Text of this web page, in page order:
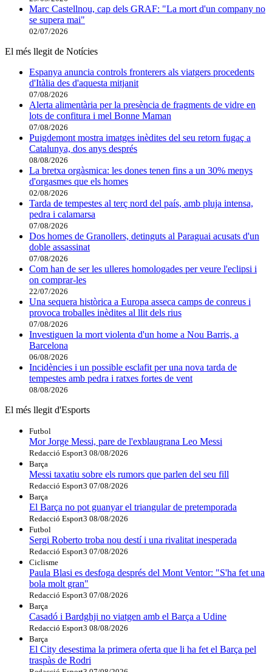
Marc Castellnou, cap dels GRAF: "La mort d'un company no
se supera mai"
02/07/2026
El més llegit de Notícies
Espanya anuncia controls fronterers als viatgers procedents
d'Itàlia des d'aquesta mitjanit
07/08/2026
Alerta alimentària per la presència de fragments de vidre en
lots de confitura i mel Bonne Maman
07/08/2026
Puigdemont mostra imatges inèdites del seu retorn fugaç a
Catalunya, dos anys després
08/08/2026
La bretxa orgàsmica: les dones tenen fins a un 30% menys
d'orgasmes que els homes
02/08/2026
Tarda de tempestes al terç nord del país, amb pluja intensa,
pedra i calamarsa
07/08/2026
Dos homes de Granollers, detinguts al Paraguai acusats d'un
doble assassinat
07/08/2026
Com han de ser les ulleres homologades per veure l'eclipsi i
on comprar-les
22/07/2026
Una sequera històrica a Europa asseca camps de conreus i
provoca troballes inèdites al llit dels rius
07/08/2026
Investiguen la mort violenta d'un home a Nou Barris, a
Barcelona
06/08/2026
Incidències i un possible esclafit per una nova tarda de
tempestes amb pedra i ratxes fortes de vent
08/08/2026
El més llegit d'Esports
Futbol
Mor Jorge Messi, pare de l'exblaugrana Leo Messi
Redacció Esport3 08/08/2026
Barça
Messi taxatiu sobre els rumors que parlen del seu fill
Redacció Esport3 07/08/2026
Barça
El Barça no pot guanyar el triangular de pretemporada
Redacció Esport3 08/08/2026
Futbol
Sergi Roberto troba nou destí i una rivalitat inesperada
Redacció Esport3 07/08/2026
Ciclisme
Paula Blasi es desfoga després del Mont Ventor: "S'ha fet una
bola molt gran"
Redacció Esport3 07/08/2026
Barça
Casadó i Bardghji no viatgen amb el Barça a Udine
Redacció Esport3 08/08/2026
Barça
El City desestima la primera oferta que li ha fet el Barça pel
traspàs de Rodri